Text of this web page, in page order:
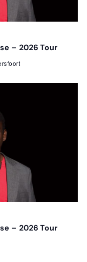
– 2026 Tour
– 2026 Tour